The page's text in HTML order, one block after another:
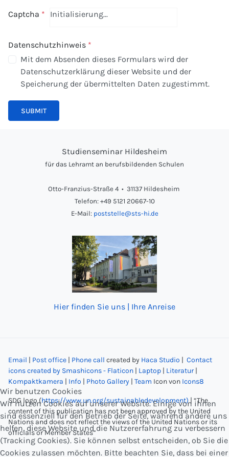
Captcha * Initialisierung...
Datenschutzhinweis *
Mit dem Absenden dieses Formulars wird der
Datenschutzerklärung dieser Website und der
Speicherung der übermittelten Daten zugestimmt.
SUBMIT
Studienseminar Hildesheim
für das Lehramt an berufsbildenden Schulen
Otto-Franzius-Straße 4 • 31137 Hildesheim
Telefon: +49 5121 20667-10
E-Mail: poststelle@sts-hi.de
Hier finden Sie uns | Ihre Anreise
Email | Post office | Phone call created by Haca Studio | Contact
icons created by Smashicons - Flaticon | Laptop | Literatur |
Kompaktkamera | Info | Photo Gallery | Team Icon von Icons8
SDG logo (https://www.un.org/sustainabledevelopment)| “The
content of this publication has not been approved by the United
Nations and does not reflect the views of the United Nations or its
officials or Member States”
Wir benutzen Cookies
Wir nutzen Cookies auf unserer Website. Einige von ihnen
sind essenziell für den Betrieb der Seite, während andere uns
helfen, diese Website und die Nutzererfahrung zu verbessern
(Tracking Cookies). Sie können selbst entscheiden, ob Sie die
Cookies zulassen möchten. Bitte beachten Sie, dass bei einer